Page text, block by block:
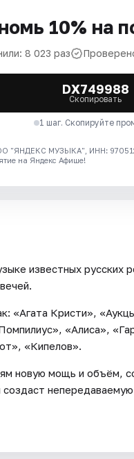
10% на
8 023 раз
DX749988
Скопировать
1 шаг. Скопируйте
"ЯНДЕКС МУЗЫКА", ИНН:
на Яндекс Афише!
известных русских
«Агата Кристи»,
«Алиса»,
«Кипелов».
новую мощь и объём,